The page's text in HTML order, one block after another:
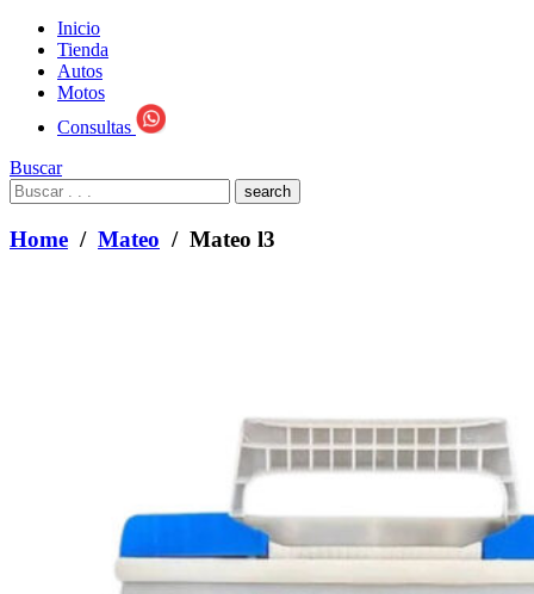
Inicio
Tienda
Autos
Motos
Consultas
Buscar
What
are
you
looking
Home / Mateo / Mateo l3